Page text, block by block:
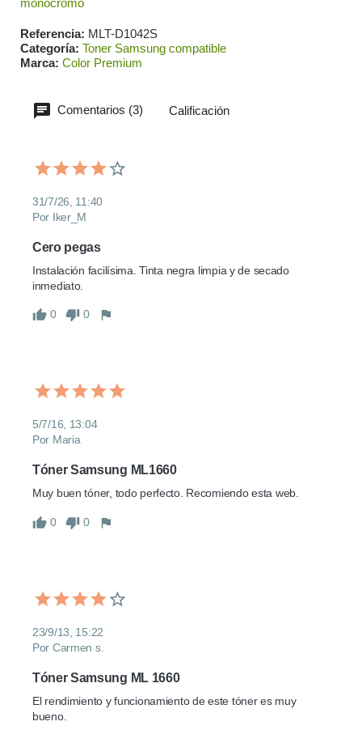
Referencia MLT-D1042S
Categoría Toner Samsung compatible
Marca Color Premium
Comentarios (3) Calificación
31/7/26, 11:40
Por Iker_M
Cero pegas
Instalación facilísima. Tinta negra limpia y de secado
inmediato.
0 0
5/7/16, 13:04
Por Maria
Tóner Samsung ML1660
Muy buen tóner, todo perfecto. Recomiendo esta web.
0 0
23/9/13, 15:22
Por Carmen s.
Tóner Samsung ML 1660
El rendimiento y funcionamiento de este tóner es muy
bueno.